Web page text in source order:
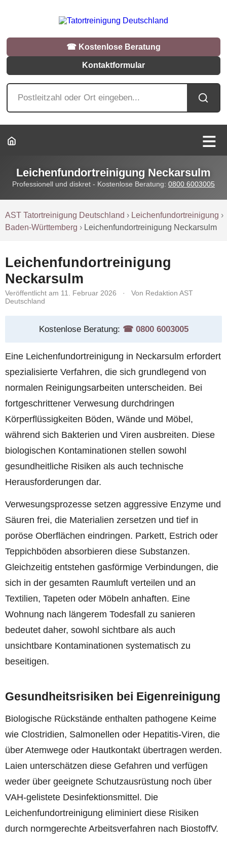
☎︎ Kostenlose Beratung
Kontaktformular
Leichenfundortreinigung Neckarsulm
Professionell und diskret - Kostenlose Beratung: 0800 6003005
AST Tatortreinigung Deutschland › Leichenfundortreinigung ›
Baden-Württemberg › Leichenfundortreinigung Neckarsulm
Leichenfundortreinigung
Neckarsulm
Veröffentlicht am 11. Februar 2026 ·
Von Redaktion AST
Deutschland
Kostenlose Beratung: ☎︎ 0800 6003005
Eine Leichenfundortreinigung in Neckarsulm erfordert
spezialisierte Verfahren, die sich grundlegend von
normalen Reinigungsarbeiten unterscheiden. Bei
fortgeschrittener Verwesung durchdringen
Körperflüssigkeiten Böden, Wände und Möbel,
während sich Bakterien und Viren ausbreiten. Diese
biologischen Kontaminationen stellen sowohl
gesundheitliche Risiken als auch technische
Herausforderungen dar.
Verwesungsprozesse setzen aggressive Enzyme und
Säuren frei, die Materialien zersetzen und tief in
poröse Oberflächen eindringen. Parkett, Estrich oder
Teppichböden absorbieren diese Substanzen.
Gleichzeitig entstehen gasförmige Verbindungen, die
sich in der gesamten Raumluft verteilen und an
Textilien, Tapeten oder Möbeln anhaften. Eine
Wohnung nach längerem Todesfall zu sanieren
bedeutet daher, sowohl sichtbare als auch
unsichtbare Kontaminationen systematisch zu
beseitigen.
Gesundheitsrisiken bei Eigenreinigung
Biologische Rückstände enthalten pathogene Keime
wie Clostridien, Salmonellen oder Hepatitis-Viren, die
über Atemwege oder Hautkontakt übertragen werden.
Laien unterschätzen diese Gefahren und verfügen
weder über geeignete Schutzausrüstung noch über
VAH-gelistete Desinfektionsmittel. Die
Leichenfundortreinigung eliminiert diese Risiken
durch normgerechte Arbeitsverfahren nach BiostoffV.